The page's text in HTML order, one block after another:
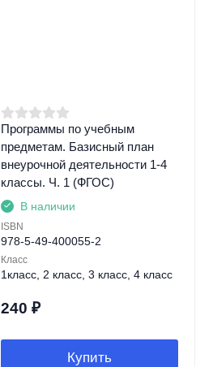
Программы по учебным
предметам. Базисный план
внеурочной деятельности 1-4
классы. Ч. 1 (ФГОС)
В наличии
ISBN
978-5-49-400055-2
Класс
1класс, 2 класс, 3 класс, 4 класс
240 ₽
Купить